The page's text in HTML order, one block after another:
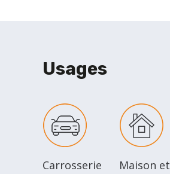
Usages
Carrosserie
Maison et